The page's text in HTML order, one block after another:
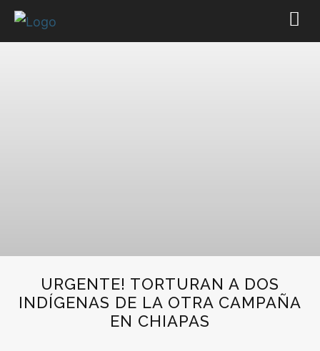
URGENTE! TORTURAN A DOS
INDÍGENAS DE LA OTRA CAMPAÑA
EN CHIAPAS